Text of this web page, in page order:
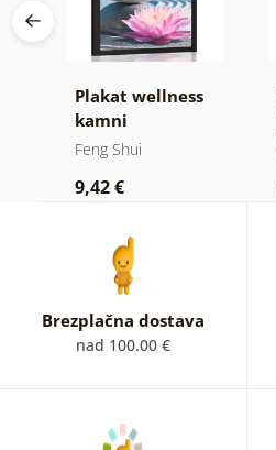
Plakat wellness
kamni
Feng Shui
9,42 €
Brezplačna dostava
nad 100.00 €